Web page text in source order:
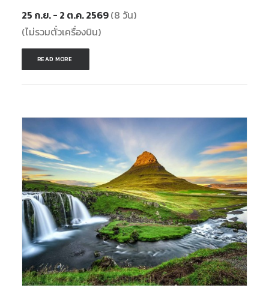
25 ก.ย. - 2 ต.ค. 2569(8 วัน)
(ไม่รวมตั๋วเครื่องบิน)
READ MORE